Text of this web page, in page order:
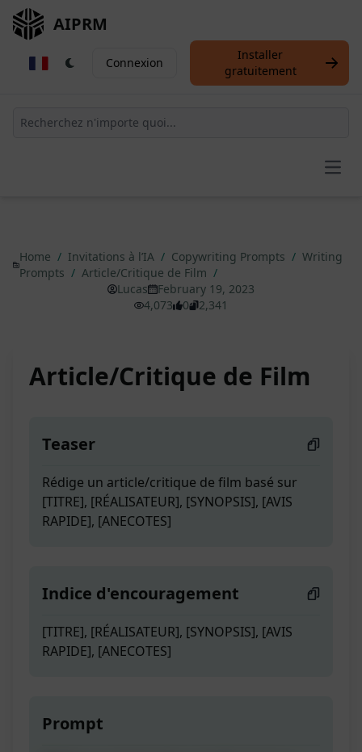
AIPRM
Connexion
Installer
gratuitement
Home / Invitations à l’IA / Copywriting Prompts / Writing
Prompts / Article/Critique de Film /
Lucas
February 19, 2023
4,073
0 2,341
Article/Critique de Film
Teaser
Rédige un article/critique de film basé sur
[TITRE], [RÉALISATEUR], [SYNOPSIS], [AVIS
RAPIDE], [ANECOTES]
Indice d'encouragement
[TITRE], [RÉALISATEUR], [SYNOPSIS], [AVIS
RAPIDE], [ANECOTES]
Prompt